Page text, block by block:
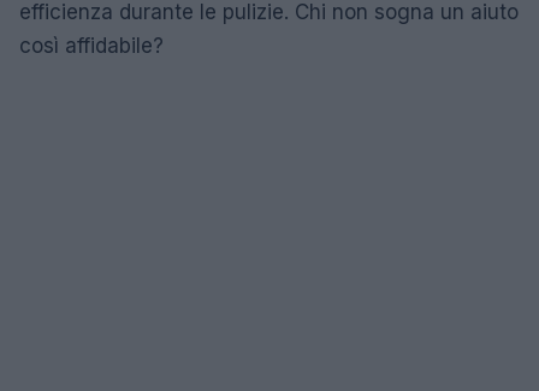
efficienza durante le pulizie. Chi non sogna un aiuto
così affidabile?